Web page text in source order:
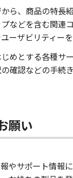
ら、商品の特長
などを含む関連
ーザビリティー
めとする各種サ
確認などの手続
願い
やサポート情報